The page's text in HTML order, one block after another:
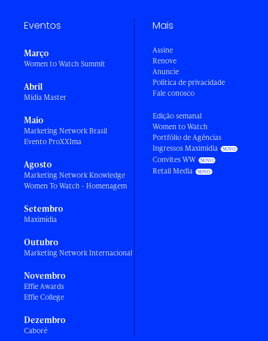
Eventos
Março
Women to Watch Summit
Abril
Mídia Master
Maio
Marketing Network Brasil
Evento ProXXIma
Agosto
Marketing Network Knowledge
Women To Watch - Homenagem
Setembro
Maximídia
Outubro
Marketing Network Internacional
Novembro
Effie Awards
Effie College
Dezembro
Caboré
Mais
Assine
Renove
Anuncie
Política de privacidade
Fale conosco
Edição semanal
Women to Watch
Portfólio de Agências
Ingressos Maximídia
Convites WW
Retail Media